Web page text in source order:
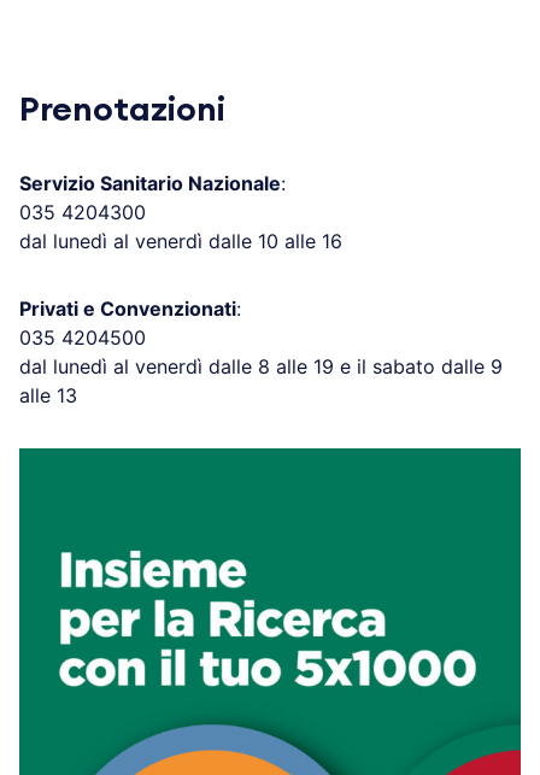
Prenotazioni
Servizio Sanitario Nazionale:
035 4204300
dal lunedì al venerdì dalle 10 alle 16
Privati e Convenzionati:
035 4204500
dal lunedì al venerdì dalle 8 alle 19 e il sabato dalle 9
alle 13